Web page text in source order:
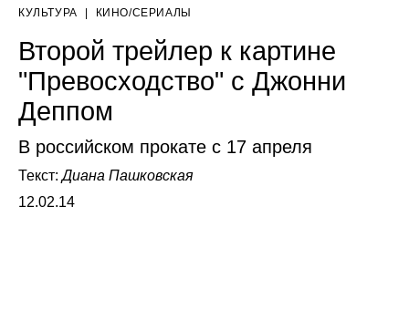
КУЛЬТУРА | КИНО/СЕРИАЛЫ
Второй трейлер к картине
"Превосходство" с Джонни
Деппом
В российском прокате с 17 апреля
Текст:Диана Пашковская
12.02.14